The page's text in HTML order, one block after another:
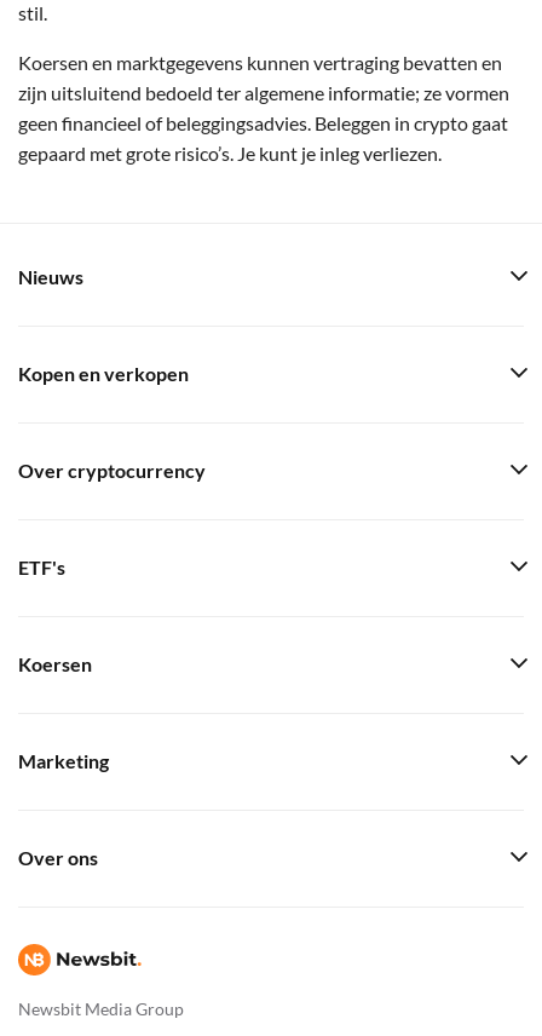
stil.
Koersen en marktgegevens kunnen vertraging bevatten en
zijn uitsluitend bedoeld ter algemene informatie; ze vormen
geen financieel of beleggingsadvies. Beleggen in crypto gaat
gepaard met grote risico’s. Je kunt je inleg verliezen.
Newsbit Media Group
Nieuws
Kopen en verkopen
Over cryptocurrency
ETF's
Koersen
Marketing
Over ons